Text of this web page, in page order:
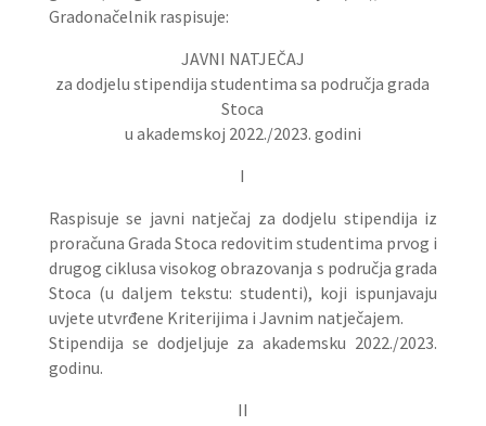
Gradonačelnik raspisuje:
JAVNI NATJEČAJ
za dodjelu stipendija studentima sa područja grada
Stoca
u akademskoj 2022./2023. godini
I
Raspisuje se javni natječaj za dodjelu stipendija iz
proračuna Grada Stoca redovitim studentima prvog i
drugog ciklusa visokog obrazovanja s područja grada
Stoca (u daljem tekstu: studenti), koji ispunjavaju
uvjete utvrđene Kriterijima i Javnim natječajem.
Stipendija se dodjeljuje za akademsku 2022./2023.
godinu.
II